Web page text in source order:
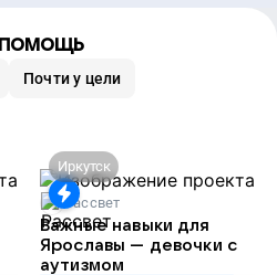
Почти у цели
Иркутск
Рассвет
Важные навыки для
Ярославы — девочки с
аутизмом